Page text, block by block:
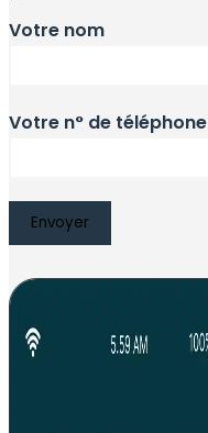
Votre nom
Votre n° de téléphone